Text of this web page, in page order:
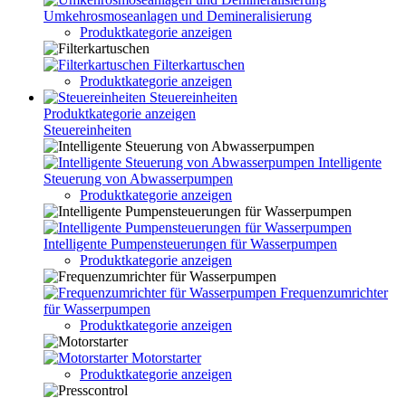
Umkehrosmoseanlagen und Demineralisierung
Produktkategorie anzeigen
Filterkartuschen
Produktkategorie anzeigen
Steuereinheiten
Produktkategorie anzeigen
Steuereinheiten
Intelligente
Steuerung von Abwasserpumpen
Produktkategorie anzeigen
Intelligente Pumpensteuerungen für Wasserpumpen
Produktkategorie anzeigen
Frequenzumrichter
für Wasserpumpen
Produktkategorie anzeigen
Motorstarter
Produktkategorie anzeigen